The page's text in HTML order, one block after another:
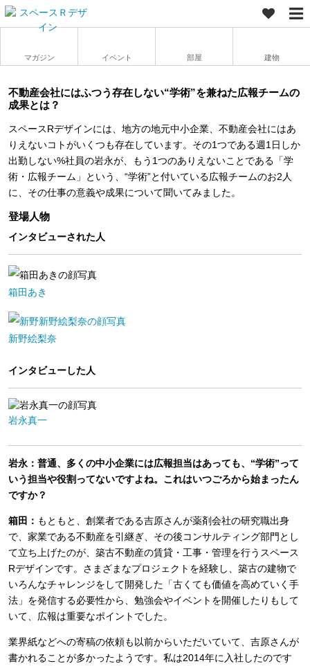
マガジン イベント 部屋 建物
不動産会社にはふつう存在しない“学術”を兼ねた広報チームの
成果とは？
スペースRデザインには、地方の地元中小企業、不動産会社にはあ
りえないコトがいくつも存在しています。その1つである週1日しか
出勤しない%社員の岩永が、もう1つのありえないことである「学
術・広報チーム」という、“学術”と付いている広報チームのお2人
に、その仕事の意義や成果について聞いてみました。
登場人物
インタビューされた人
箱田あき
新野絵梨奈
インタビューした人
岩永真一
岩永：普通、多くの中小企業には広報担当はあっても、“学術”って
いう担当や役割ってないですよね。これはいつごろから始まったん
ですか？
箱田： もともと、創業者である吉原さんが薬剤会社の研究職出身
で、家業である不動産を引継ぎ、その後コンサルティング部門とし
て立ち上げたのが、築古不動産の賃貸・工事・管理を行うスペース
Rデザインです。さまざまなプロジェクトを経験し、築古の建物で
いろんなチャレンジをして開発した「古くても価値を高めていく手
法」を発信する必要性から、勉強会やイベントを開催したりもして
いて、広報は重要なポイントでした。
業界紙などへの寄稿の依頼も以前からいただいていて、吉原さんが
書かれることが多かったようです。私は2014年に入社したのです